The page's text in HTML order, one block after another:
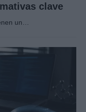
clave
un…